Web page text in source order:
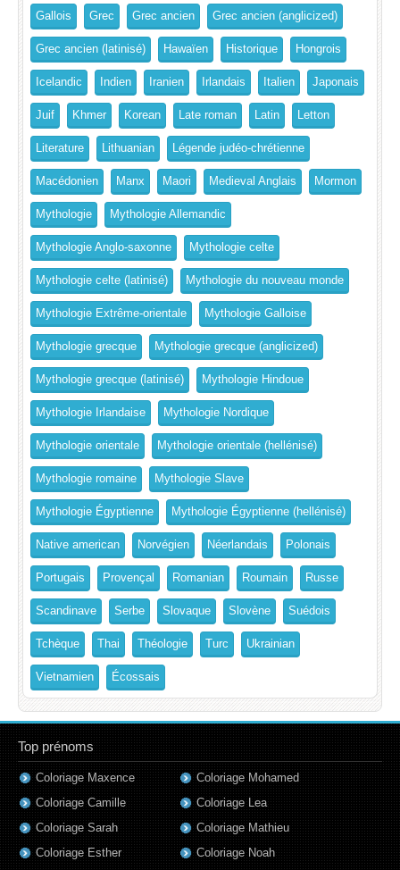
Gallois Grec Grec ancien Grec ancien (anglicized)
Grec ancien (latinisé) Hawaïen Historique Hongrois
Icelandic Indien Iranien Irlandais Italien Japonais
Juif Khmer Korean Late roman Latin Letton
Literature Lithuanian Légende judéo-chrétienne
Macédonien Manx Maori Medieval Anglais Mormon
Mythologie Mythologie Allemandic
Mythologie Anglo-saxonne Mythologie celte
Mythologie celte (latinisé) Mythologie du nouveau monde
Mythologie Extrême-orientale Mythologie Galloise
Mythologie grecque Mythologie grecque (anglicized)
Mythologie grecque (latinisé) Mythologie Hindoue
Mythologie Irlandaise Mythologie Nordique
Mythologie orientale Mythologie orientale (hellénisé)
Mythologie romaine Mythologie Slave
Mythologie Égyptienne Mythologie Égyptienne (hellénisé)
Native american Norvégien Néerlandais Polonais
Portugais Provençal Romanian Roumain Russe
Scandinave Serbe Slovaque Slovène Suédois
Tchèque Thai Théologie Turc Ukrainian
Vietnamien Écossais
Top prénoms
Coloriage Maxence
Coloriage Camille
Coloriage Sarah
Coloriage Esther
Coloriage Mohamed
Coloriage Lea
Coloriage Mathieu
Coloriage Noah